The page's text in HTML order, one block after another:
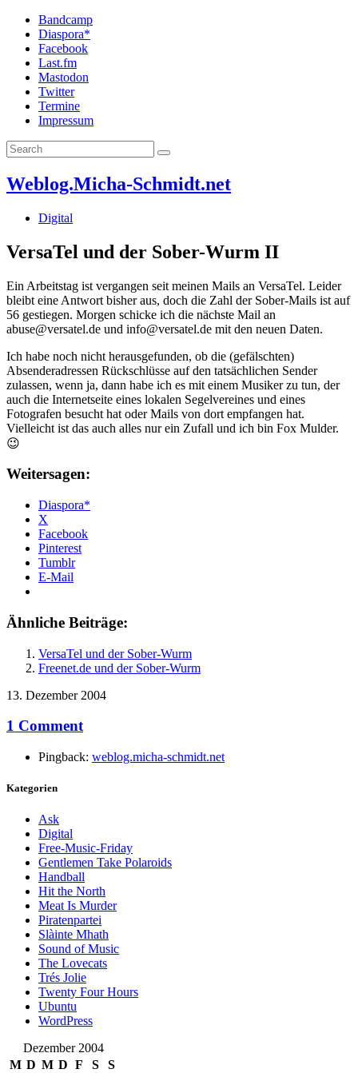
Bandcamp
Diaspora*
Facebook
Last.fm
Mastodon
Twitter
Termine
Impressum
Weblog.Micha-Schmidt.net
Digital
VersaTel und der Sober-Wurm II
Ein Arbeitstag ist vergangen seit meinen Mails an VersaTel. Leider
bleibt eine Antwort bisher aus, doch die Zahl der Sober-Mails ist auf
56 gestiegen. Morgen schicke ich die nächste Mail an
abuse@versatel.de und info@versatel.de mit den neuen Daten.
Ich habe noch nicht herausgefunden, ob die (gefälschten)
Absenderadressen Rückschlüsse auf den tatsächlichen Sender
zulassen, wenn ja, dann habe ich es mit einem Musiker zu tun, der
auch die Internetseite eines lokalen Segelvereines und eines
Fotografen besucht hat oder Mails von dort empfangen hat.
Vielleicht ist das auch alles nur ein Zufall und ich bin Fox Mulder.
😉
Weitersagen:
Diaspora*
X
Facebook
Pinterest
Tumblr
E-Mail
Ähnliche Beiträge:
VersaTel und der Sober-Wurm
Freenet.de und der Sober-Wurm
13. Dezember 2004
1 Comment
Pingback: weblog.micha-schmidt.net
Kategorien
Ask
Digital
Free-Music-Friday
Gentlemen Take Polaroids
Handball
Hit the North
Meat Is Murder
Piratenpartei
Slàinte Mhath
Sound of Music
The Lovecats
Trés Jolie
Twenty Four Hours
Ubuntu
WordPress
Dezember 2004
M D M D F S
S